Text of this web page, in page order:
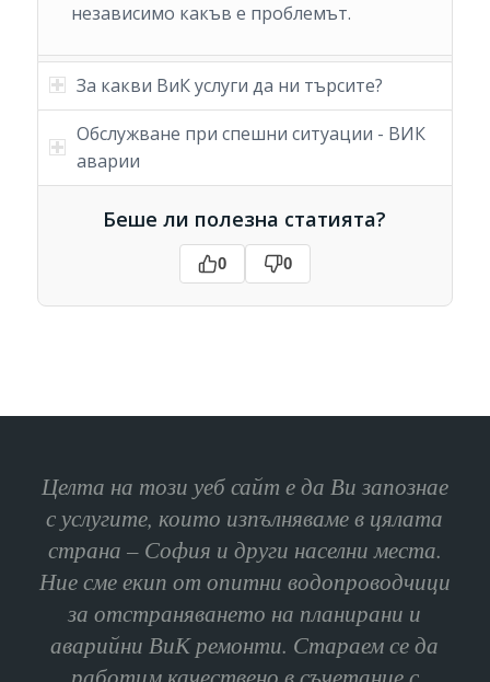
независимо какъв е проблемът.
За какви ВиК услуги да ни търсите?
Обслужване при спешни ситуации - ВИК
аварии
Беше ли полезна статията?
0 0
Целта на този уеб сайт е да Ви запознае
с услугите, които изпълняваме в цялата
страна – София и други населни места.
Ние сме екип от опитни водопроводчици
за отстраняването на планирани и
аварийни ВиК ремонти. Стараем се да